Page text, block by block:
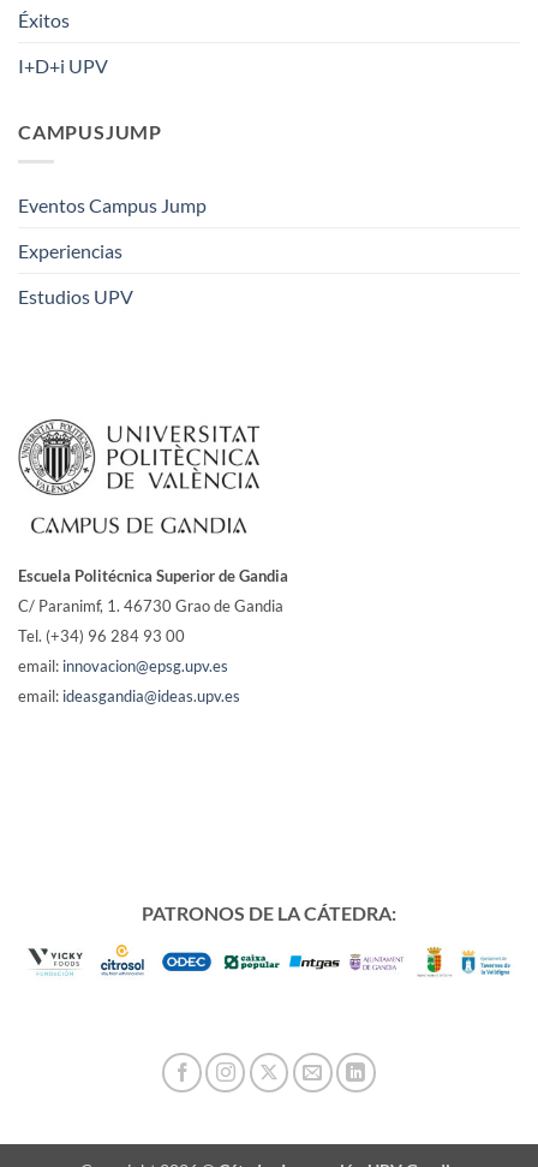
Éxitos
I+D+i UPV
CAMPUSJUMP
Eventos Campus Jump
Experiencias
Estudios UPV
Escuela Politécnica Superior de Gandia
C/ Paranimf, 1. 46730 Grao de Gandia
Tel. (+34) 96 284 93 00
email: innovacion@epsg.upv.es
email: ideasgandia@ideas.upv.es
PATRONOS DE LA CÁTEDRA: